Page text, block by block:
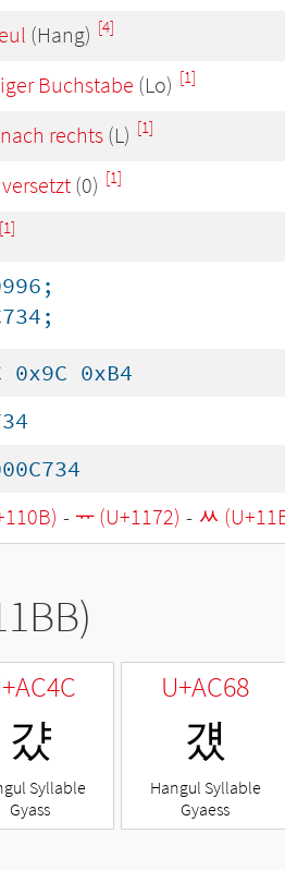
(Hang) [4]
Buchstabe (Lo) [1]
rechts(L) [1]
(0) [1]
[1]
0x9C 0xB4
- ᅲ (U+1172) - ᆻ
걌
Syllable
Gyass
U+AC68
걨
Hangul Syllable
Gyaess